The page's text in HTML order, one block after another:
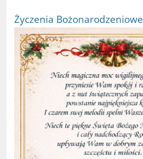
Życzenia Bożonarodzeniowe